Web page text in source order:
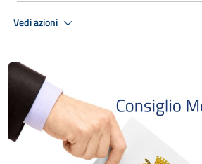
Vedi azioni